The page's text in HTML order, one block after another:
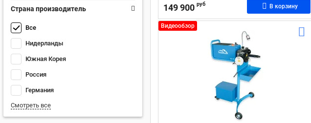
Страна производитель
Все
Нидерланды
Южная Корея
Россия
Германия
Смотреть все
149 900 руб В корзину
Видеообзор